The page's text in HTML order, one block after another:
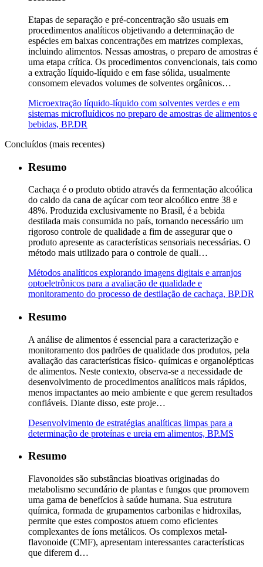
Etapas de separação e pré-concentração são usuais em
procedimentos analíticos objetivando a determinação de
espécies em baixas concentrações em matrizes complexas,
incluindo alimentos. Nessas amostras, o preparo de amostras é
uma etapa crítica. Os procedimentos convencionais, tais como
a extração líquido-líquido e em fase sólida, usualmente
consomem elevados volumes de solventes orgânicos…
Microextração líquido-líquido com solventes verdes e em
sistemas microfluídicos no preparo de amostras de alimentos e
bebidas, BP.DR
Concluídos (mais recentes)
Resumo
Cachaça é o produto obtido através da fermentação alcoólica
do caldo da cana de açúcar com teor alcoólico entre 38 e
48%. Produzida exclusivamente no Brasil, é a bebida
destilada mais consumida no país, tornando necessário um
rigoroso controle de qualidade a fim de assegurar que o
produto apresente as características sensoriais necessárias. O
método mais utilizado para o controle de quali…
Métodos analíticos explorando imagens digitais e arranjos
optoeletrônicos para a avaliação de qualidade e
monitoramento do processo de destilação de cachaça, BP.DR
Resumo
A análise de alimentos é essencial para a caracterização e
monitoramento dos padrões de qualidade dos produtos, pela
avaliação das características físico- químicas e organolépticas
de alimentos. Neste contexto, observa-se a necessidade de
desenvolvimento de procedimentos analíticos mais rápidos,
menos impactantes ao meio ambiente e que gerem resultados
confiáveis. Diante disso, este proje…
Desenvolvimento de estratégias analíticas limpas para a
determinação de proteínas e ureia em alimentos, BP.MS
Resumo
Flavonoides são substâncias bioativas originadas do
metabolismo secundário de plantas e fungos que promovem
uma gama de benefícios à saúde humana. Sua estrutura
química, formada de grupamentos carbonilas e hidroxilas,
permite que estes compostos atuem como eficientes
complexantes de íons metálicos. Os complexos metal-
flavonoide (CMF), apresentam interessantes características
que diferem d…